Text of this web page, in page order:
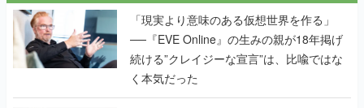
「現実より意味のある仮想世界を作る」
──『EVE Online』の生みの親が18年掲げ
続ける”クレイジーな宣言”は、比喩ではな
く本気だった